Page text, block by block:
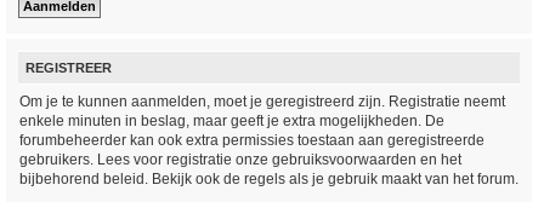
REGISTREER
Om je te kunnen aanmelden, moet je geregistreerd zijn. Registratie neemt
enkele minuten in beslag, maar geeft je extra mogelijkheden. De
forumbeheerder kan ook extra permissies toestaan aan geregistreerde
gebruikers. Lees voor registratie onze gebruiksvoorwaarden en het
bijbehorend beleid. Bekijk ook de regels als je gebruik maakt van het forum.